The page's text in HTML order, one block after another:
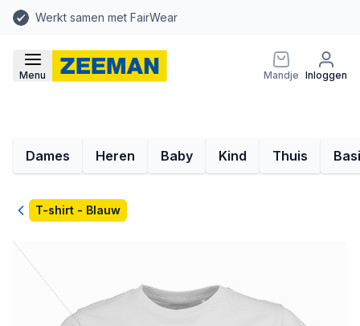
Werkt samen met FairWear
Menu Mandje Inloggen
Dames Heren Baby Kind Thuis
TerugT-shirt - Blauw